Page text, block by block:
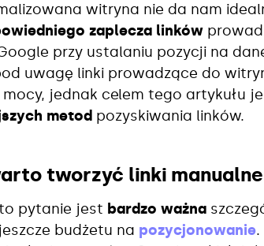
witryna nie da nam
zaplecza linków
przy ustalaniu pozycji na
uwagę linki prowadzące do
mocy, jednak celem tego artykułu
metod pozyskiwania linków.
tworzyć linki
pytanie jest bardzo ważna
budżetu na pozycjonowanie